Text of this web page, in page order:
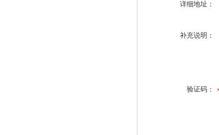
详细地址：
补充说明：
验证码：